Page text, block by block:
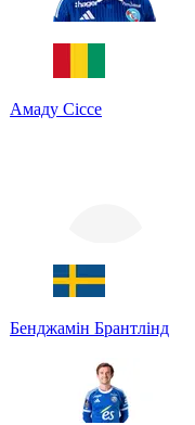
Амаду Сіссе
Бенджамін Брантлінд